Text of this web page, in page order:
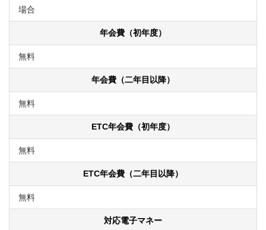
場合
年会費（初年度）
無料
年会費（二年目以降）
無料
ETC年会費（初年度）
無料
ETC年会費（二年目以降）
無料
対応電子マネー